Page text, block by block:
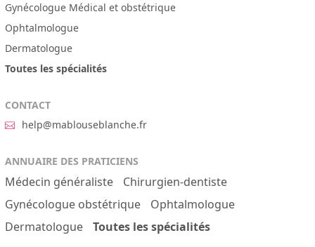
Gynécologue Médical et obstétrique
Ophtalmologue
Dermatologue
Toutes les spécialités
CONTACT
help@mablouseblanche.fr
ANNUAIRE DES PRATICIENS
Médecin généraliste
Chirurgien-dentiste
Gynécologue obstétrique
Ophtalmologue
Dermatologue
Toutes les spécialités